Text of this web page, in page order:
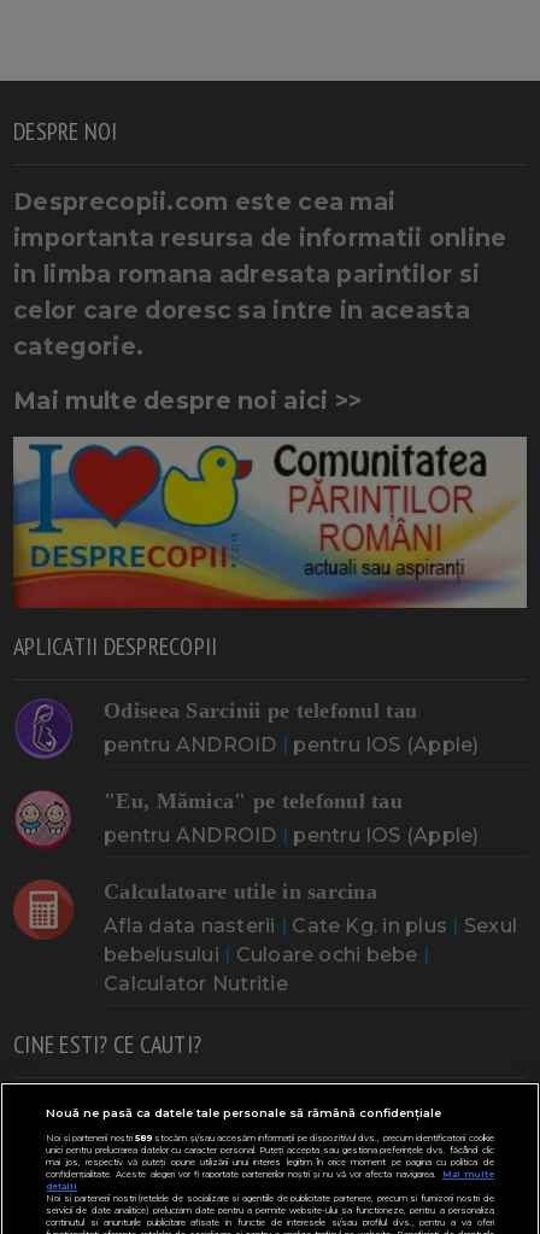
DESPRE NOI
Desprecopii.com este cea mai
importanta resursa de informatii online
in limba romana adresata parintilor si
celor care doresc sa intre in aceasta
categorie.
Mai multe despre noi aici >>
APLICATII DESPRECOPII
Odiseea Sarcinii pe telefonul tau
pentru ANDROID | pentru IOS (Apple)
"Eu, Mămica" pe telefonul tau
pentru ANDROID | pentru IOS (Apple)
Calculatoare utile in sarcina
Afla data nasterii | Cate Kg. in plus | Sexul
bebelusului | Culoare ochi bebe |
Calculator Nutritie
CINE ESTI? CE CAUTI?
Doresc un copil Adoptia Probleme cu sarcina
Urmeaza sa nasc Probleme alaptare Bebe plange
Bebe febra Caut bona Cresa, Gradinta
Mergem la scoala Copil bolnav Copii cu nevoi speciale
Nouă ne pasă ca datele tale personale să rămână confidențiale
Noi și partenerii noștri589stocăm și/sau accesăm informații pe dispozitivul dvs., precum identificatorii cookie
unici pentru prelucrarea datelor cu caracter personal. Puteți accepta sau gestiona preferințele dvs. făcând clic
mai jos, respectiv vă puteți opune utilizării unui interes legitim în orice moment pe pagina cu politica de
confidențialitate. Aceste alegeri vor fi raportate partenerilor noștri și nu vă vor afecta navigarea.
Mai multe
detalii
Noi si partenerii nostri (retelele de socializare si agentiile de publicitate partenere, precum si furnizorii nostri de
servicii de date analitice) prelucram date pentru a permite website-ului sa functioneze, pentru a personaliza
continutul si anunturile publicitare afisate in functie de interesele si/sau profilul dvs., pentru a va oferi